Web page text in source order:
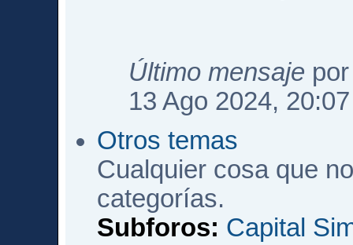
Último mensaje
13 Ago 2024, 20:07
Otros temas
Cualquier cosa que
categorías.
Subforos: Capital